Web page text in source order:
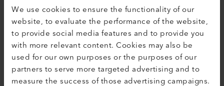
We use cookies to ensure the functionality of our
website, to evaluate the performance of the website,
to provide social media features and to provide you
with more relevant content. Cookies may also be
used for our own purposes or the purposes of our
partners to serve more targeted advertising and to
measure the success of those advertising campaigns.